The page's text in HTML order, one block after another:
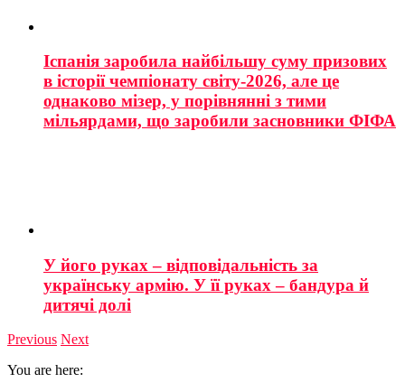
Іспанія заробила найбільшу суму призових
в історії чемпіонату світу-2026, але це
однаково мізер, у порівнянні з тими
мільярдами, що заробили засновники ФІФА
У його руках – відповідальність за
українську армію. У її руках – бандура й
дитячі долі
Previous Next
You are here: